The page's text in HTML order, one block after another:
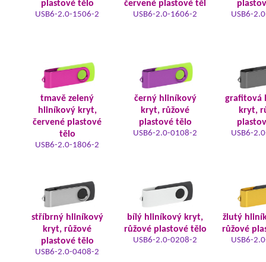
plastové tělo
USB6-2.0-1506-2
červené plastové těl
USB6-2.0-1606-2 USB6-
tmavě zelený
hliníkový kryt,
červené plastové
tělo
USB6-2.0-1806-2
černý hliníkový
kryt, růžové
plastové tělo
USB6-2.0-0108-2
grafitová
kryt,
USB6-
stříbrný hliníkový
kryt, růžové
plastové tělo
USB6-2.0-0408-2
bílý hliníkový kryt,
růžové plastové tělo
USB6-2.0-0208-2
žlutý
růžové
USB6-